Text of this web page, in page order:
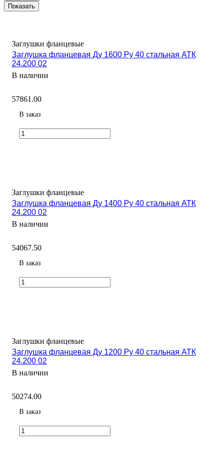
Заглушки фланцевые
Заглушка фланцевая Ду 1600 Ру 40 стальная АТК
24.200 02
В наличии
57861.00
В заказ
Заглушки фланцевые
Заглушка фланцевая Ду 1400 Ру 40 стальная АТК
24.200 02
В наличии
54067.50
В заказ
Заглушки фланцевые
Заглушка фланцевая Ду 1200 Ру 40 стальная АТК
24.200 02
В наличии
50274.00
В заказ